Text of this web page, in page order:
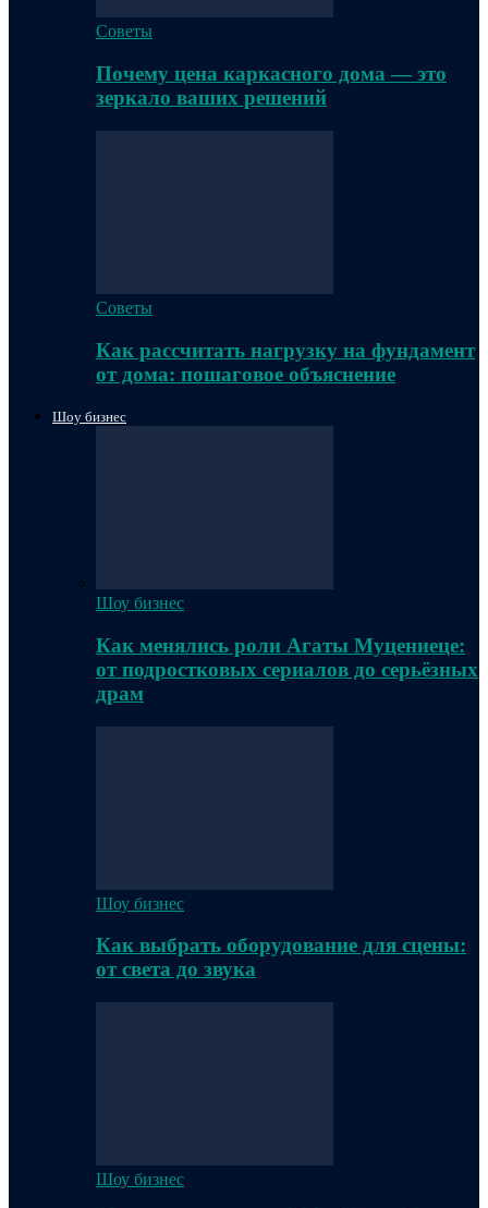
Советы
Почему цена каркасного дома — это
зеркало ваших решений
Советы
Как рассчитать нагрузку на фундамент
от дома: пошаговое объяснение
Шоу бизнес
Шоу бизнес
Как менялись роли Агаты Муцениеце:
от подростковых сериалов до серьёзных
драм
Шоу бизнес
Как выбрать оборудование для сцены:
от света до звука
Шоу бизнес